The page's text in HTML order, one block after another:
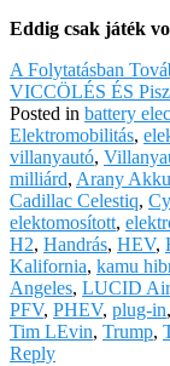
Eddig csak játék
A Folytatásban
VICCÖLÉS ÉS
Posted in battery
Elektromobilitás,
villanyautó,
milliárd, Arany
Cadillac Celestiq,
elektomosított,
H2, Handrás, HEV,
Kalifornia, kamu
Angeles, LUCID Air
PFV, PHEV, plug-in,
Tim LEvin, Trump,
Reply